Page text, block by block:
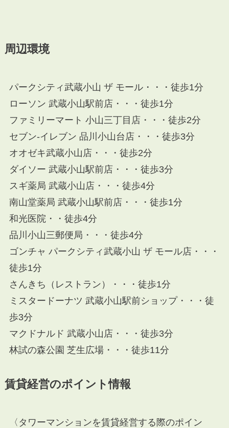
周辺環境
パークシティ武蔵小山 ザ モール・・・徒歩1分
ローソン 武蔵小山駅前店・・・徒歩1分
ファミリーマート 小山三丁目店・・・徒歩2分
セブン-イレブン 品川小山台店・・・徒歩3分
オオゼキ武蔵小山店・・・徒歩2分
ダイソー 武蔵小山駅前店・・・徒歩3分
スギ薬局 武蔵小山店・・・徒歩4分
南山堂薬局 武蔵小山駅前店・・・徒歩1分
和光医院・・徒歩4分
品川小山三郵便局・・・徒歩4分
ゴンチャ パークシティ武蔵小山 ザ モール店・・・
徒歩1分
さんきち（レストラン）・・・徒歩1分
ミスタードーナツ 武蔵小山駅前ショップ・・・徒
歩3分
マクドナルド 武蔵小山店・・・徒歩3分
林試の森公園 芝生広場・・・徒歩11分
賃貸経営のポイント情報
〈タワーマンションを賃貸経営する際のポイン